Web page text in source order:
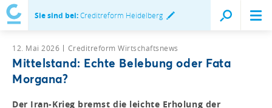
Sie sind bei:Creditreform Heidelberg
12. Mai 2026 Creditreform Wirtschaftsnews
Mittelstand: Echte Belebung oder Fata
Morgana?
Der Iran-Krieg bremst die leichte Erholung der